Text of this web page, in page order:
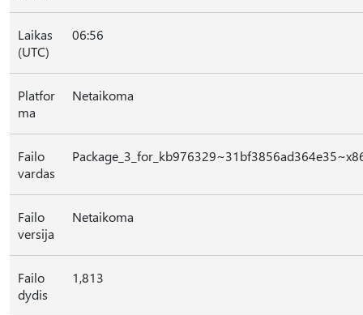
Laikas
(UTC)
06:56
Platfor
ma
Netaikoma
Failo
vardas
Failo
versija
Netaikoma
Failo
dydis
1,813